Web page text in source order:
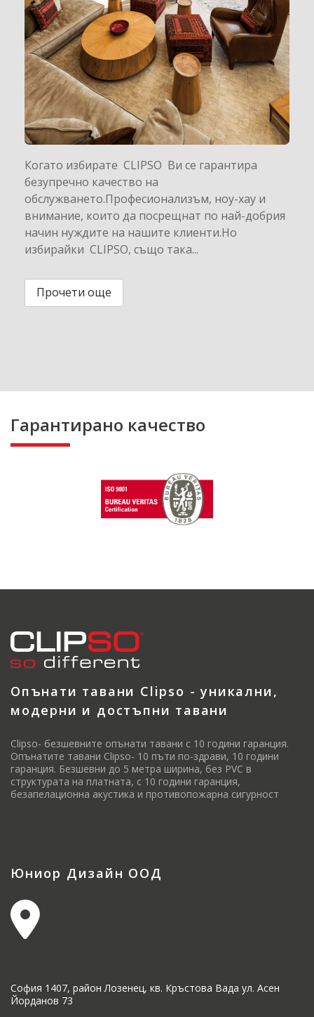
Когато избирате CLIPSO Ви се гарантира
безупречно качество на
обслужването.Професионализъм, ноу-хау и
внимание, които да посрещнат по най-добрия
начин нуждите на нашите клиенти.Но
избирайки CLIPSO, също така...
Прочети още
Гарантирано качество
Опънати тавани Clipso - уникални,
модерни и достъпни тавани
Clipso- безшевните опънати тавани с 10 години гаранция.
Опънатите тавани Clipso- 10 пъти по-здрави, 10 години
гаранция. Безшевни до 5 метра ширина, без PVC в
структурата на платната, с 10 години гаранция,
безапелационна акустика и противопожарна сигурност
Юниор Дизайн ООД
София 1407, район Лозенец, кв. Кръстова Вада ул. Асен
Йорданов 73